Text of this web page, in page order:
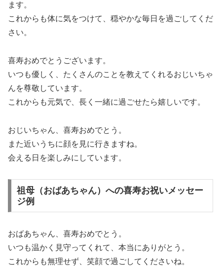
ます。
これからも体に気をつけて、穏やかな毎日を過ごしてくだ
さい。
喜寿おめでとうございます。
いつも優しく、たくさんのことを教えてくれるおじいちゃ
んを尊敬しています。
これからも元気で、長く一緒に過ごせたら嬉しいです。
おじいちゃん、喜寿おめでとう。
また近いうちに顔を見に行きますね。
会える日を楽しみにしています。
祖母（おばあちゃん）への喜寿お祝いメッセー
ジ例
おばあちゃん、喜寿おめでとう。
いつも温かく見守ってくれて、本当にありがとう。
これからも無理せず、笑顔で過ごしてくださいね。